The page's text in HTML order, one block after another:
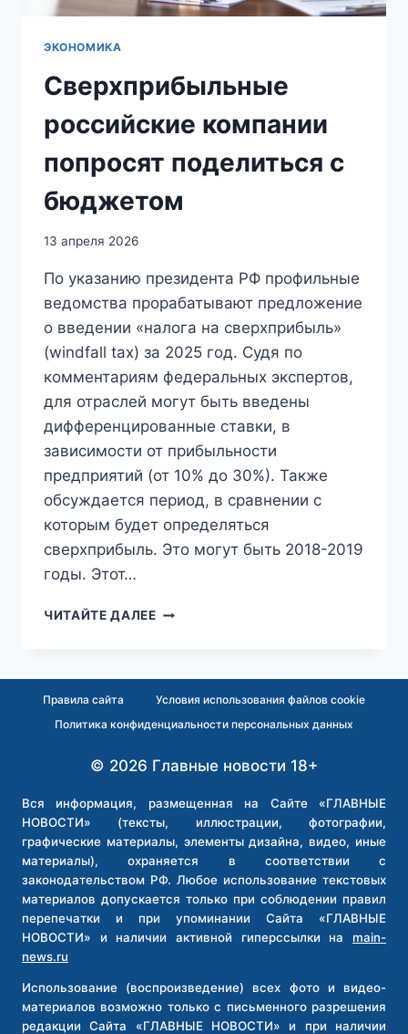
ЭКОНОМИКА
Сверхприбыльные
российские компании
попросят поделиться с
бюджетом
13 апреля 2026
По указанию президента РФ профильные
ведомства прорабатывают предложение
о введении «налога на сверхприбыль»
(windfall tax) за 2025 год. Судя по
комментариям федеральных экспертов,
для отраслей могут быть введены
дифференцированные ставки, в
зависимости от прибыльности
предприятий (от 10% до 30%). Также
обсуждается период, в сравнении с
которым будет определяться
сверхприбыль. Это могут быть 2018-2019
годы. Этот…
ЧИТАЙТЕ ДАЛЕЕСВЕРХПРИБЫЛЬНЫЕ
С
БЮДЖЕТОМ
Правила сайта
Условия использования файлов cookie
Политика конфиденциальности персональных данных
© 2026 Главные новости 18+
Вся информация, размещенная на Сайте «ГЛАВНЫЕ
НОВОСТИ» (тексты, иллюстрации, фотографии,
графические материалы, элементы дизайна, видео, иные
материалы), охраняется в соответствии с
законодательством РФ. Любое использование текстовых
материалов допускается только при соблюдении правил
перепечатки и при упоминании Сайта «ГЛАВНЫЕ
НОВОСТИ» и наличии активной гиперссылки на main-
news.ru
Использование (воспроизведение) всех фото и видео-
материалов возможно только с письменного разрешения
редакции Сайта «ГЛАВНЫЕ НОВОСТИ» и при наличии